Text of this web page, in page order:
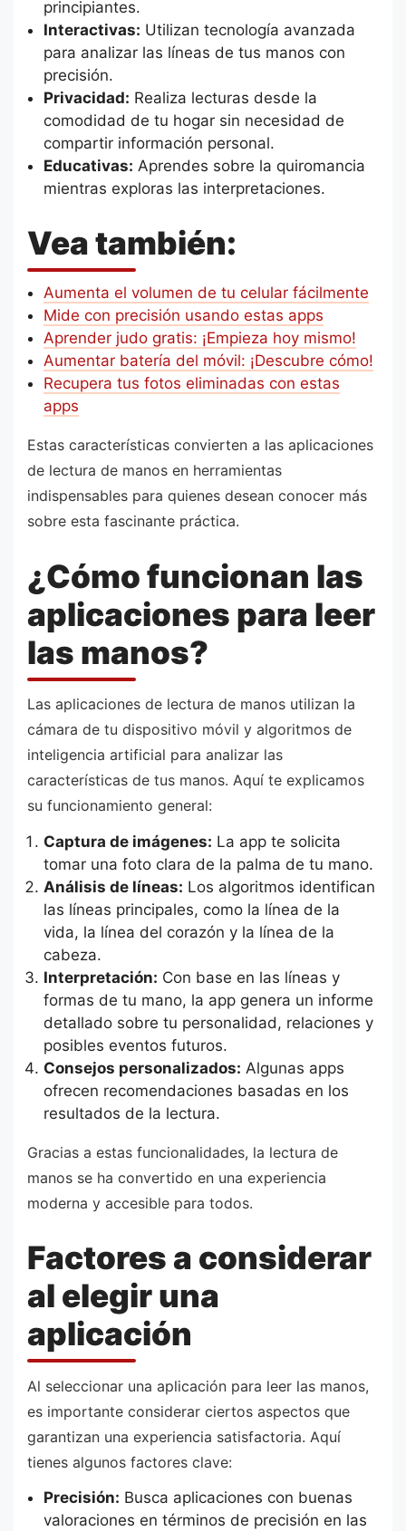
principiantes.
Interactivas: Utilizan tecnología avanzada
para analizar las líneas de tus manos con
precisión.
Privacidad: Realiza lecturas desde la
comodidad de tu hogar sin necesidad de
compartir información personal.
Educativas: Aprendes sobre la quiromancia
mientras exploras las interpretaciones.
Vea también:
Aumenta el volumen de tu celular fácilmente
Mide con precisión usando estas apps
Aprender judo gratis: ¡Empieza hoy mismo!
Aumentar batería del móvil: ¡Descubre cómo!
Recupera tus fotos eliminadas con estas
apps
Estas características convierten a las aplicaciones
de lectura de manos en herramientas
indispensables para quienes desean conocer más
sobre esta fascinante práctica.
¿Cómo funcionan las
aplicaciones para leer
las manos?
Las aplicaciones de lectura de manos utilizan la
cámara de tu dispositivo móvil y algoritmos de
inteligencia artificial para analizar las
características de tus manos. Aquí te explicamos
su funcionamiento general:
Captura de imágenes: La app te solicita
tomar una foto clara de la palma de tu mano.
Análisis de líneas: Los algoritmos identifican
las líneas principales, como la línea de la
vida, la línea del corazón y la línea de la
cabeza.
Interpretación: Con base en las líneas y
formas de tu mano, la app genera un informe
detallado sobre tu personalidad, relaciones y
posibles eventos futuros.
Consejos personalizados: Algunas apps
ofrecen recomendaciones basadas en los
resultados de la lectura.
Gracias a estas funcionalidades, la lectura de
manos se ha convertido en una experiencia
moderna y accesible para todos.
Factores a considerar
al elegir una
aplicación
Al seleccionar una aplicación para leer las manos,
es importante considerar ciertos aspectos que
garantizan una experiencia satisfactoria. Aquí
tienes algunos factores clave:
Precisión: Busca aplicaciones con buenas
valoraciones en términos de precisión en las